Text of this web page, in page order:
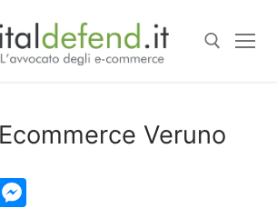
Veruno